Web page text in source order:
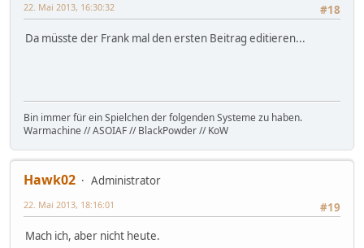
#18
22. Mai 2013, 16:30:32
Da müsste der Frank mal den ersten Beitrag editieren...
Bin immer für ein Spielchen der folgenden Systeme zu haben.
Warmachine // ASOIAF // BlackPowder // KoW
Hawk02
Administrator
#19
22. Mai 2013, 18:16:01
Mach ich, aber nicht heute.